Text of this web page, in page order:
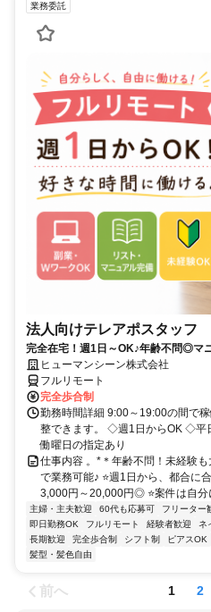
業務委託
法人向けテレアポスタッフ
完全在宅！週1日～OK♪年齢不問◎マ
ヒューマンシーン株式会社
フルリモート
完全歩合制
勤務時間詳細 9:00～19:00の間で
整できます。 ◇週1日からOK ◇平
働曜日の指定あり
仕事内容 。*＊年齢不問！未経験
で業務可能♪ ⭐週1日から、都合に
3,000円～20,000円◎ ⭐案件は自
主婦・主夫歓迎 60代も応募可 フリーター
即日勤務OK
フルリモート 経験者歓迎 ネ
長期歓迎
完全歩合制 シフト制 ピアスOK
髪型・髪色自由
前へ 1 2